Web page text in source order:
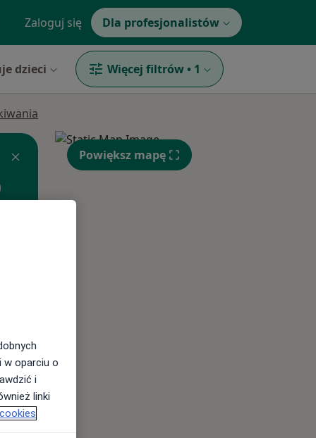
Zaloguj się Dla profesjonalistów
dzieci Więcej filtrów • 1
Powiększ mapę
w oparciu o
i
linki